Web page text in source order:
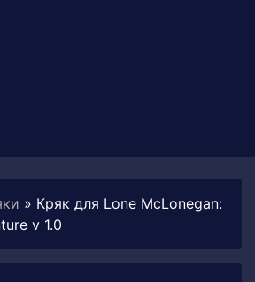
» Кряк для Lone McLonegan:
v 1.0